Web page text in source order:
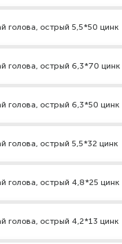
голова, острый 5,5*50 цинк
голова, острый 6,3*70 цинк
голова, острый 6,3*50 цинк
голова, острый 5,5*32 цинк
голова, острый 4,8*25 цинк
голова, острый 4,2*13 цинк